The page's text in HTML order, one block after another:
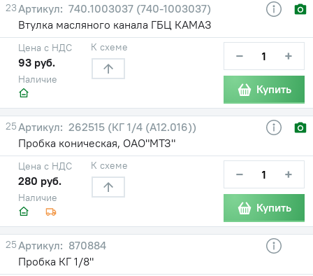
23
740.1003037 (740-1003037)
Втулка масляного канала ГБЦ КАМАЗ
Наличие
Цена с НДС
93 руб.
К схеме − +
Купить
25
262515 (КГ 1/4 (А12.016))
Пробка коническая, ОАО"МТЗ"
Наличие
Цена с НДС
280 руб.
К схеме − +
Купить
25
870884
Пробка КГ 1/8"